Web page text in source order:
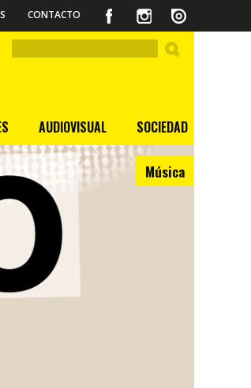
CONTACTO
AUDIOVISUAL SOCIEDAD
Música